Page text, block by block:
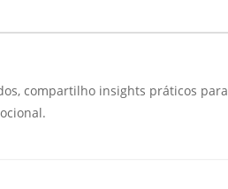
compartilho insights práticos para